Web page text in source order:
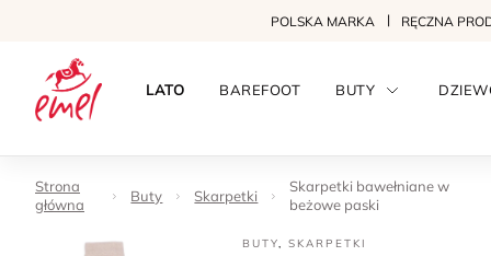
POLSKA MARKA RĘCZNA
LATO BAREFOOT BUTY
Strona
główna
Buty Skarpetki
Skarpetki bawełniane w
beżowe paski
BUTY,SKARPETKI